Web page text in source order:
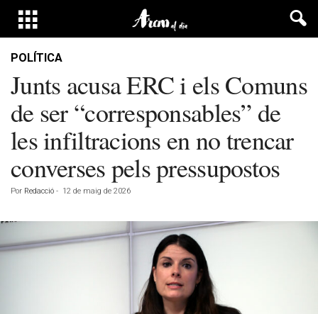
POLÍTICA
Junts acusa ERC i els Comuns
de ser “corresponsables” de
les infiltracions en no trencar
converses pels pressupostos
Por Redacció - 12 de maig de 2026